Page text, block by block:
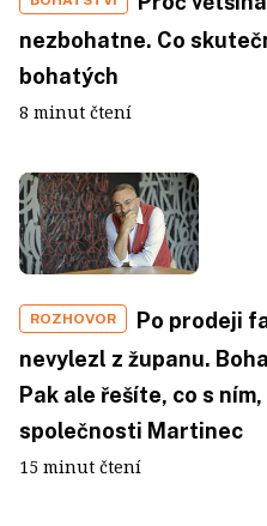
nezbohatne. Co
bohatých
8 minut čtení
ROZHOVOR
Po prodeji
nevylezl z županu.
Pak ale řešíte, co s
společnosti Martinec
15 minut čtení